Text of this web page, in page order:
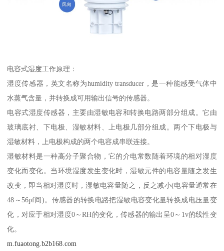
电容式湿度工作原理：
湿度传感器，英文名称为humidity transducer，是一种能感受气体中
水蒸气含量，并转换成可用输出信号的传感器。
电容式湿度传感器，主要由湿敏电容和转换电路两部分组成。它由
玻璃底衬、下电极、湿敏材料、上电极几部分组成。两个下电极与
湿敏材料，上电极构成的两个电容成串联连接。
湿敏材料是一种高分子聚合物，它的介电常数随着环境的相对湿度
变化而变化。当环境湿度发生变化时，湿敏元件的电容量随之发生
改变，即当相对湿度时，湿敏电容量随之，反之减小(电容量通常在
48～56pf间)。传感器的转换电路把湿敏电容变化量转换成电压量变
化，对应于相对湿度0～RH的变化，传感器的输出呈0～1v的线性变
化。
m.fuaotong.b2b168.com